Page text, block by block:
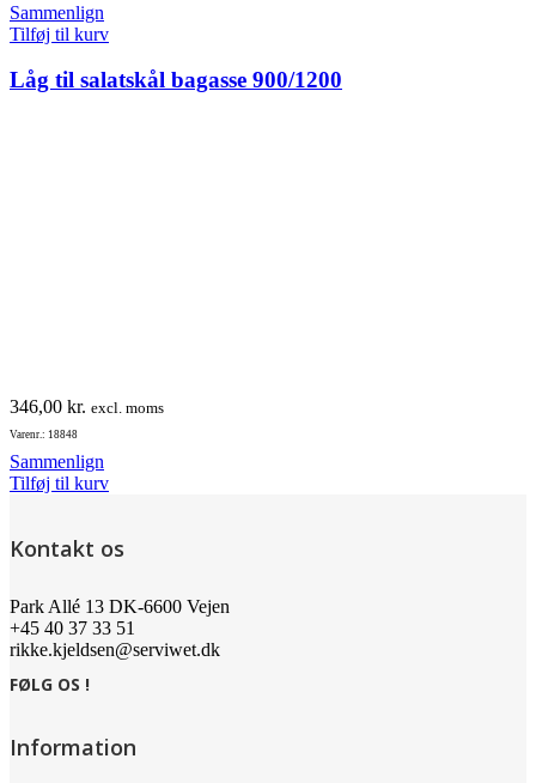
Sammenlign
Tilføj til kurv
Låg til salatskål bagasse 900/1200
346,00 kr. excl. moms
Varenr.: 18848
Sammenlign
Tilføj til kurv
Kontakt os
Park Allé 13 DK-6600 Vejen
+45 40 37 33 51
rikke.kjeldsen@serviwet.dk
FØLG OS !
Information